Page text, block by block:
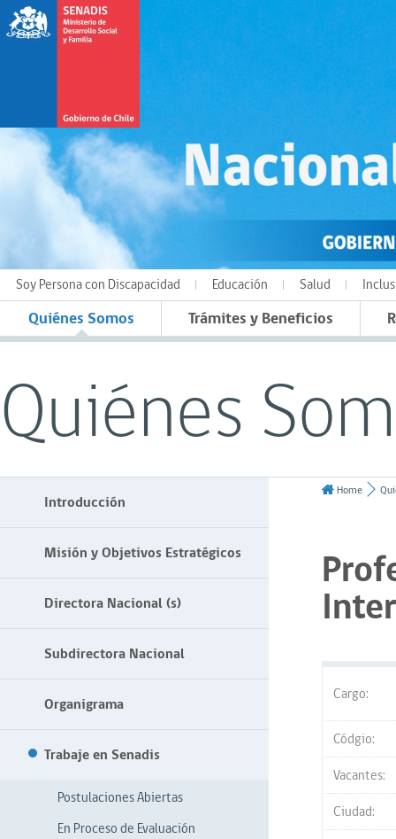
Soy Persona con Discapacidad Educación Salud
Quiénes Somos Trámites y Beneficios
Quiénes
Introducción
Misión y Objetivos Estratégicos
Directora Nacional (s)
Subdirectora Nacional
Organigrama
Trabaje en Senadis
Postulaciones Abiertas
En Proceso de Evaluación
Home
Cargo:
Códgio:
Vacantes:
Ciudad: